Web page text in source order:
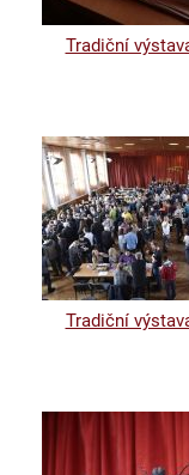
Tradiční
Tradiční